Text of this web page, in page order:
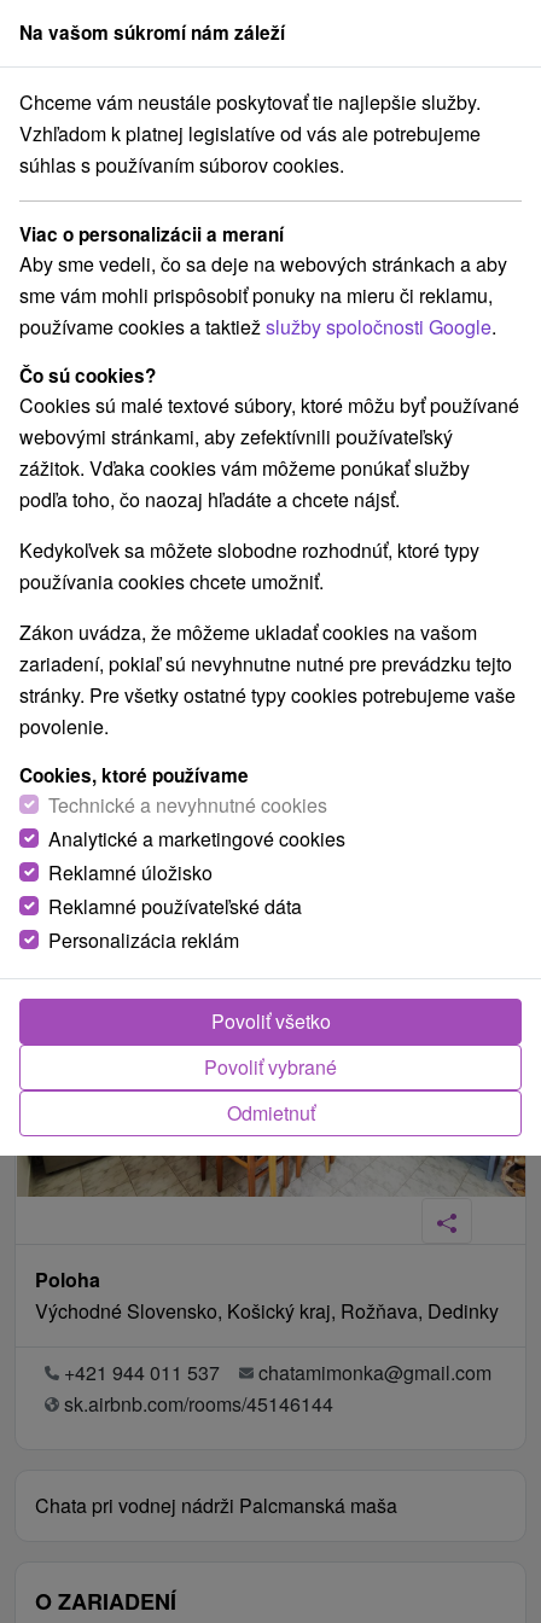
člen skupinySorger
Slovensko Košický kraj Dedinky Chata MIMONKA Dedinky
Chata MIMONKA Dedinky
Dedinky
Rezervovať cez booking
REZERVÁCIA A VÝBER POBYTU
Kontaktujte priamo ubytovateľa.
Navigovať do miesta
O ZARIADENÍ VYBAVENIE
Poloha
Východné Slovensko, Košický kraj, Rožňava, Dedinky
+421 944 011 537
chatamimonka@gmail.com
sk.airbnb.com/rooms/45146144
Chata pri vodnej nádrži Palcmanská maša
O ZARIADENÍ
Na vašom súkromí nám záleží
Chceme vám neustále poskytovať tie najlepšie služby.
Vzhľadom k platnej legislatíve od vás ale potrebujeme
súhlas s používaním súborov cookies.
Viac o personalizácii a meraní
Aby sme vedeli, čo sa deje na webových stránkach a aby
sme vám mohli prispôsobiť ponuky na mieru či reklamu,
používame cookies a taktiežslužby spoločnosti Google.
Čo sú cookies?
Cookies sú malé textové súbory, ktoré môžu byť používané
webovými stránkami, aby zefektívnili používateľský
zážitok. Vďaka cookies vám môžeme ponúkať služby
podľa toho, čo naozaj hľadáte a chcete nájsť.
Kedykoľvek sa môžete slobodne rozhodnúť, ktoré typy
používania cookies chcete umožniť.
Zákon uvádza, že môžeme ukladať cookies na vašom
zariadení, pokiaľ sú nevyhnutne nutné pre prevádzku tejto
stránky. Pre všetky ostatné typy cookies potrebujeme vaše
povolenie.
Cookies, ktoré používame
Technické a nevyhnutné cookies
Analytické a marketingové cookies
Reklamné úložisko
Reklamné používateľské dáta
Personalizácia reklám
Odmietnuť
Povoliť vybrané
Povoliť všetko